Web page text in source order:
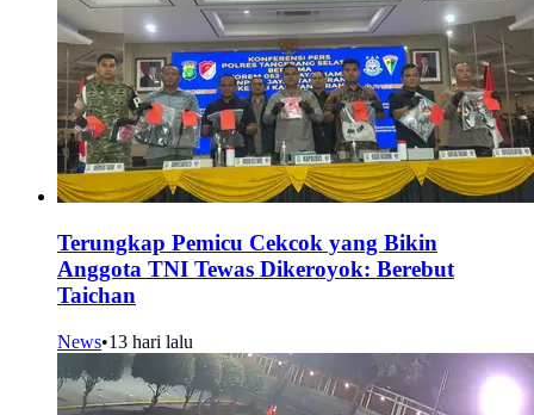
Terungkap Pemicu Cekcok yang Bikin
Anggota TNI Tewas Dikeroyok: Berebut
Taichan
News•13 hari lalu